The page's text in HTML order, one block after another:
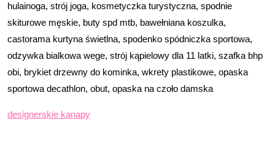
hulainoga, strój joga, kosmetyczka turystyczna, spodnie
skiturowe męskie, buty spd mtb, bawełniana koszulka,
castorama kurtyna świetlna, spodenko spódniczka sportowa,
odzywka bialkowa wege, strój kąpielowy dla 11 latki, szafka bhp
obi, brykiet drzewny do kominka, wkrety plastikowe, opaska
sportowa decathlon, obut, opaska na czoło damska
designerskie kanapy